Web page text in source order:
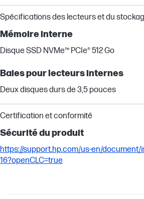
Spécifications des lecteurs et du
Mémoire interne
Disque SSD NVMe™ PCIe® 512 Go
Baies pour lecteurs internes
Deux disques durs de 3,5 pouces
Certification et conformité
Sécurité du produit
https://support.hp.com/us-en/document/
16?openCLC=true